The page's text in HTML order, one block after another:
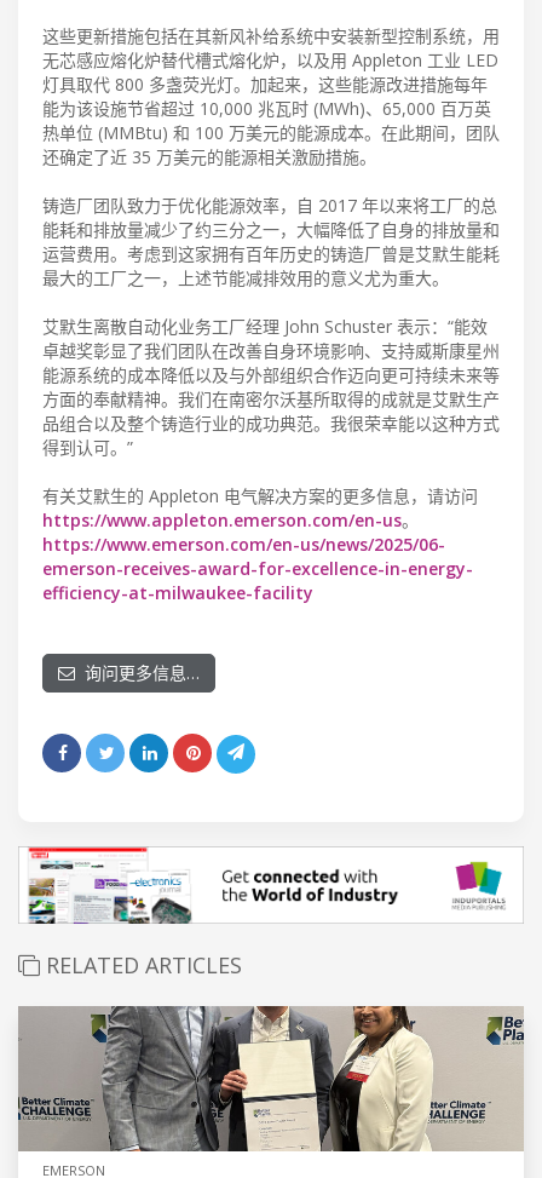
这些更新措施包括在其新风补给系统中安装新型控制系统，用
无芯感应熔化炉替代槽式熔化炉，以及用 Appleton 工业 LED
灯具取代 800 多盏荧光灯。加起来，这些能源改进措施每年
能为该设施节省超过 10,000 兆瓦时 (MWh)、65,000 百万英
热单位 (MMBtu) 和 100 万美元的能源成本。在此期间，团队
还确定了近 35 万美元的能源相关激励措施。
铸造厂团队致力于优化能源效率，自 2017 年以来将工厂的总
能耗和排放量减少了约三分之一，大幅降低了自身的排放量和
运营费用。考虑到这家拥有百年历史的铸造厂曾是艾默生能耗
最大的工厂之一，上述节能减排效用的意义尤为重大。
艾默生离散自动化业务工厂经理 John Schuster 表示：“能效
卓越奖彰显了我们团队在改善自身环境影响、支持威斯康星州
能源系统的成本降低以及与外部组织合作迈向更可持续未来等
方面的奉献精神。我们在南密尔沃基所取得的成就是艾默生产
品组合以及整个铸造行业的成功典范。我很荣幸能以这种方式
得到认可。”
有关艾默生的 Appleton 电气解决方案的更多信息，请访问
https://www.appleton.emerson.com/en-us。
https://www.emerson.com/en-us/news/2025/06-
emerson-receives-award-for-excellence-in-energy-
efficiency-at-milwaukee-facility
询问更多信息…
RELATED ARTICLES
EMERSON